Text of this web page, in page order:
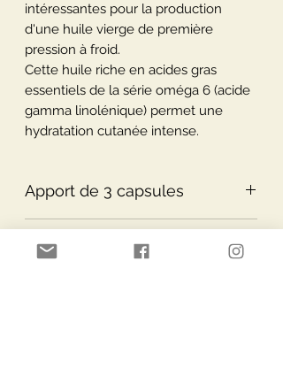
intéressantes pour la production
d'une huile vierge de première
pression à froid.
Cette huile riche en acides gras
essentiels de la série oméga 6 (acide
gamma linolénique) permet une
hydratation cutanée intense.
Apport de 3 capsules
Apport de 3 capsules:
Huile de bourrache 1500 mg
Conseils d’utilisation